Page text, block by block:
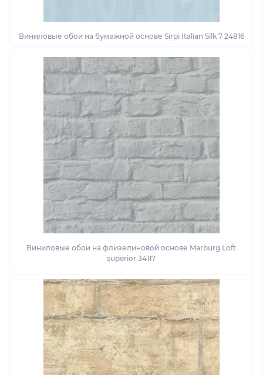
Виниловые обои на бумажной основе Sirpi Italian Silk 7 24816
Виниловые обои на флизелиновой основе Marburg Loft
superior 34117